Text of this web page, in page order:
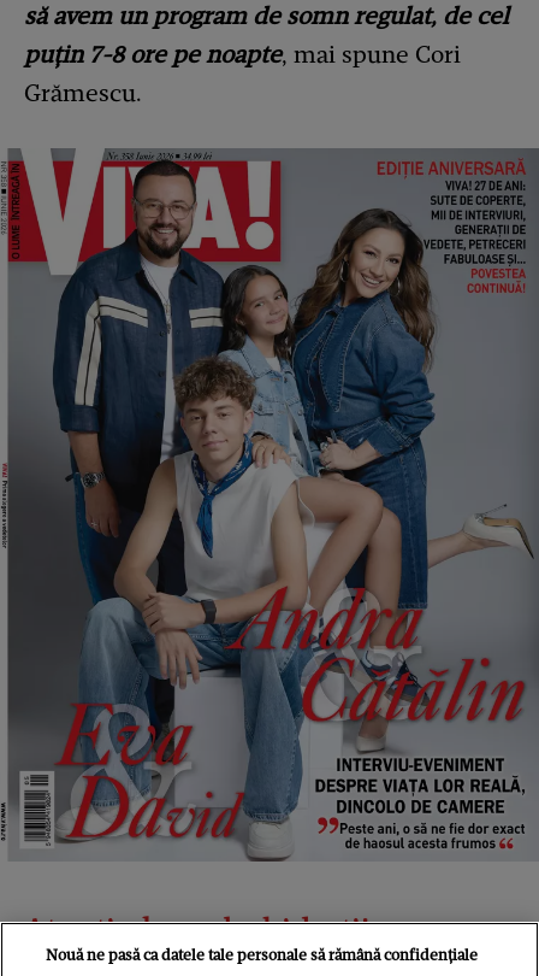
să avem un program de somn regulat, de cel
puțin 7-8 ore pe noapte, mai spune Cori
Grămescu.
Atenție la carbohidrați!
Nouă ne pasă ca datele tale personale să rămână confidențiale